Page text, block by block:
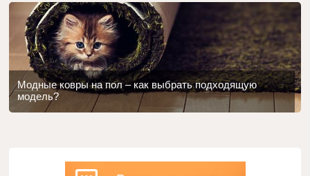
Модные ковры на пол – как выбрать подходящую
модель?